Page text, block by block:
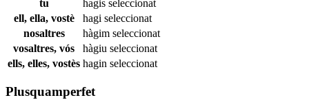
tu
hagis seleccionat
ell, ella, vostè
hagi seleccionat
nosaltres
hàgim seleccionat
vosaltres, vós
hàgiu seleccionat
ells, elles, vostès hagin seleccionat
Plusquamperfet